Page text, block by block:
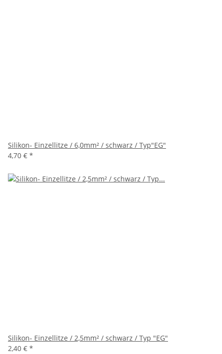
Silikon- Einzellitze / 6,0mm² / schwarz / Typ"EG"
4,70 € *
Silikon- Einzellitze / 2,5mm² / schwarz / Typ "EG"
2,40 € *